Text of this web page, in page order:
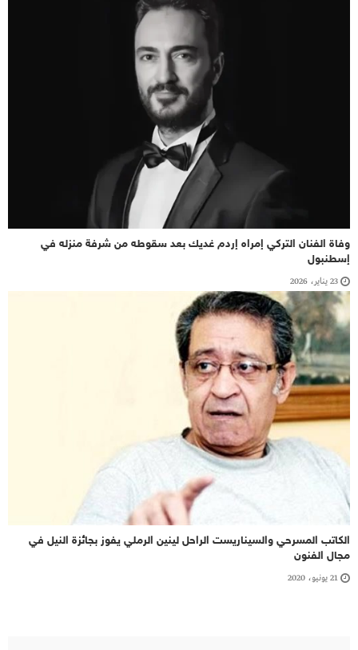
وفاة الفنان التركي إمراه إردم غديك بعد سقوطه من شرفة منزله في
إسطنبول
23 يناير، 2026
الكاتب المسرحي والسيناريست الراحل لينين الرملي يفوز بجائزة النيل في
مجال الفنون
21 يونيو، 2020